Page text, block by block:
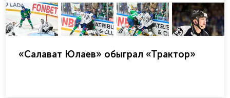
«Салават Юлаев» обыграл «Трактор»